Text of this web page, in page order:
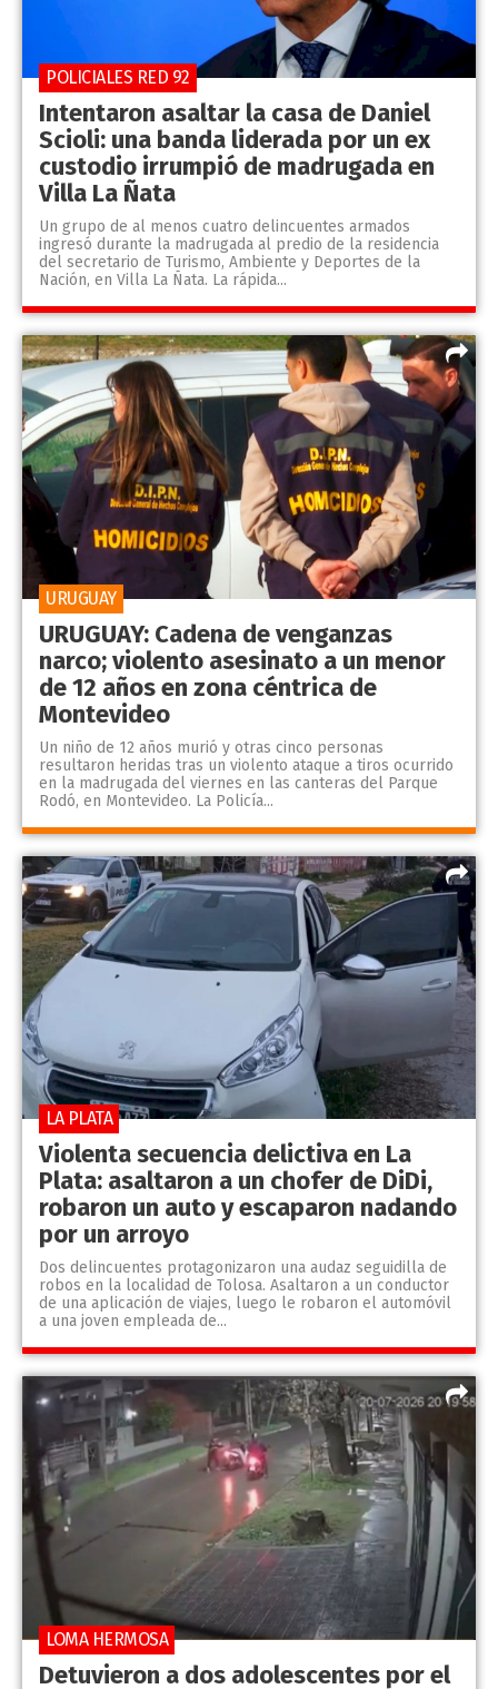
Intentaron asaltar la casa de Daniel
Scioli: una banda liderada por un ex
custodio irrumpió de madrugada en
Villa La Ñata
Un grupo de al menos cuatro delincuentes armados
ingresó durante la madrugada al predio de la residencia
del secretario de Turismo, Ambiente y Deportes de la
Nación, en Villa La Ñata. La rápida...
POLICIALES RED 92
URUGUAY: Cadena de venganzas
narco; violento asesinato a un menor
de 12 años en zona céntrica de
Montevideo
Un niño de 12 años murió y otras cinco personas
resultaron heridas tras un violento ataque a tiros ocurrido
en la madrugada del viernes en las canteras del Parque
Rodó, en Montevideo. La Policía...
URUGUAY
Violenta secuencia delictiva en La
Plata: asaltaron a un chofer de DiDi,
robaron un auto y escaparon nadando
por un arroyo
Dos delincuentes protagonizaron una audaz seguidilla de
robos en la localidad de Tolosa. Asaltaron a un conductor
de una aplicación de viajes, luego le robaron el automóvil
a una joven empleada de...
LA PLATA
Detuvieron a dos adolescentes por el
LOMA HERMOSA